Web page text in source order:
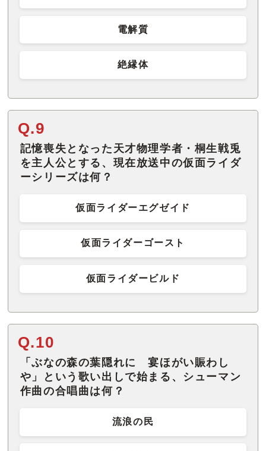
電解質
絶縁体
Q.9
記憶喪失となった天才物理学者・桐生戦兎
を主人公とする、現在放送中の仮面ライダ
ーシリーズは何？
仮面ライダーエグゼイド
仮面ライダーゴースト
仮面ライダービルド
Q.10
「ぶなの森の葉隠れに 宴ほがい賑わし
や」という歌い出しで始まる、シューマン
作曲の合唱曲は何？
流浪の民